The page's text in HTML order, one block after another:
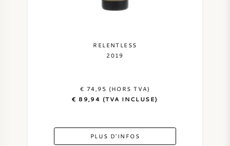
RELENTLESS
2019
€ 74,95 (HORS TVA)
€ 89,94 (TVA INCLUSE)
PLUS D'INFOS